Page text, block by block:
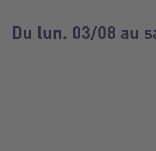
Du lun. 03/08 au